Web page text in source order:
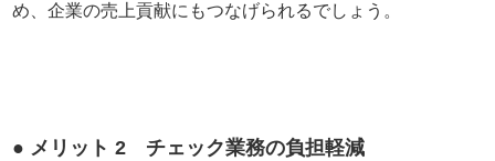
め、企業の売上貢献にもつなげられるでしょう。
● メリット 2 チェック業務の負担軽減